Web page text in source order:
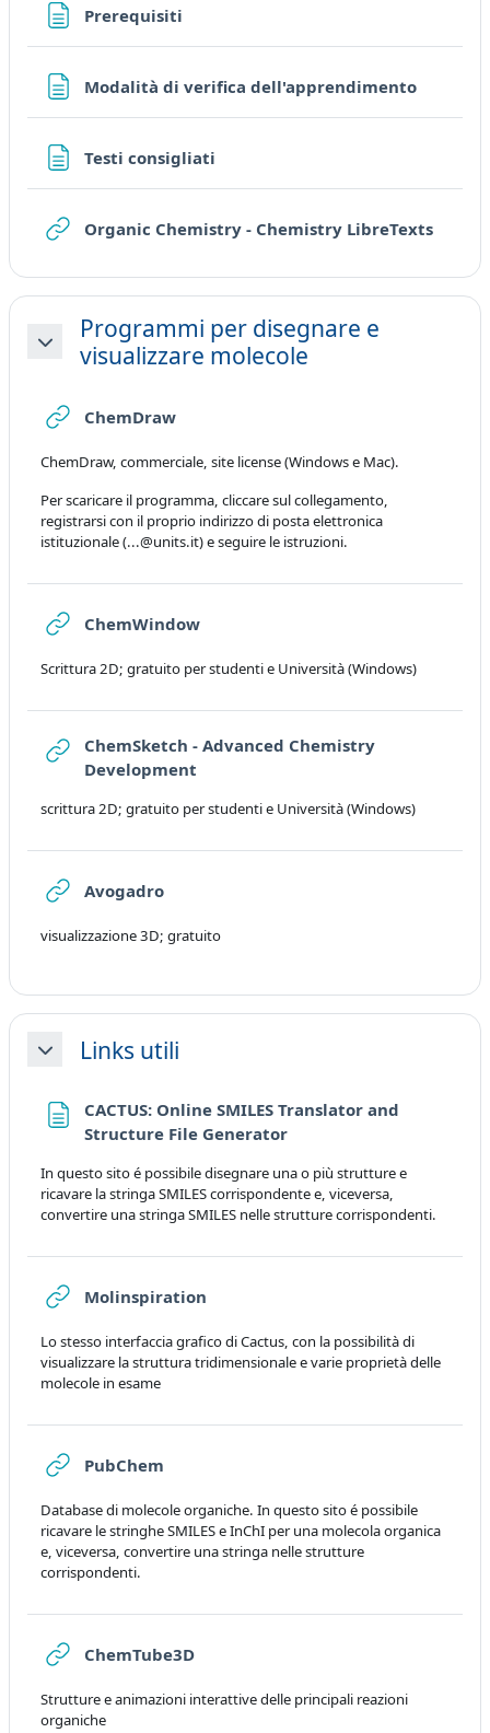
Prerequisiti
Modalità di verifica dell'apprendimentoPage
Testi consigliati
Organic Chemistry - Chemistry LibreTextsURL
Collapse
Programmi per disegnare e
visualizzare molecole
ChemDrawURL
ChemDraw, commerciale, site license (Windows e Mac).
Per scaricare il programma, cliccare sul collegamento,
registrarsi con il proprio indirizzo di posta elettronica
istituzionale (...@units.it) e seguire le istruzioni.
ChemWindowURL
Scrittura 2D; gratuito per studenti e Università (Windows)
ChemSketch - Advanced Chemistry
Development
scrittura 2D; gratuito per studenti e Università (Windows)
AvogadroURL
visualizzazione 3D; gratuito
CollapseLinks utili
CACTUS: Online SMILES Translator and
Structure File GeneratorPage
In questo sito é possibile disegnare una o più strutture e
ricavare la stringa SMILES corrispondente e, viceversa,
convertire una stringa SMILES nelle strutture corrispondenti.
Molinspiration
Lo stesso interfaccia grafico di Cactus, con la possibilità di
visualizzare la struttura tridimensionale e varie proprietà delle
molecole in esame
PubChem
Database di molecole organiche. In questo sito é possibile
ricavare le stringhe SMILES e InChI per una molecola organica
e, viceversa, convertire una stringa nelle strutture
corrispondenti.
ChemTube3DURL
Strutture e animazioni interattive delle principali reazioni
organiche